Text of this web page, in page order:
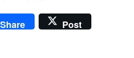
Share Post